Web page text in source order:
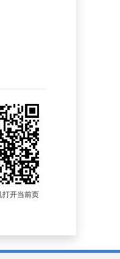
打开当前页